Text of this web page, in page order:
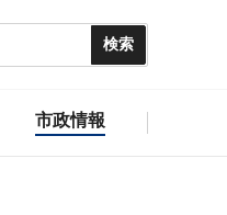
市政情報